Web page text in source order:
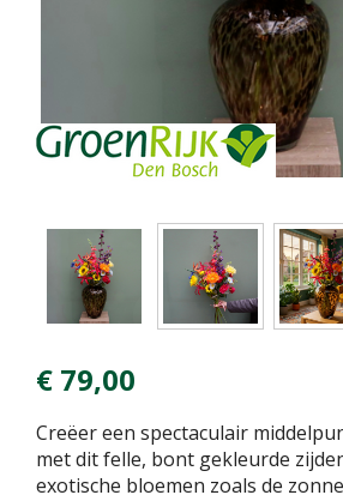
€ 79,00
Creëer een spectaculair
met dit felle, bont gekleurde
exotische bloemen zoals de